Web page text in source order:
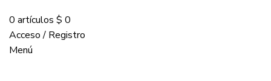
0 artículos $ 0
Acceso / Registro
Menú